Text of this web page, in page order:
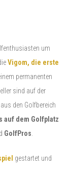
um
Vigom, die erste
permanenten
sind auf der
den Golfbereich
auf dem Golfplatz
GolfPros
gestartet und